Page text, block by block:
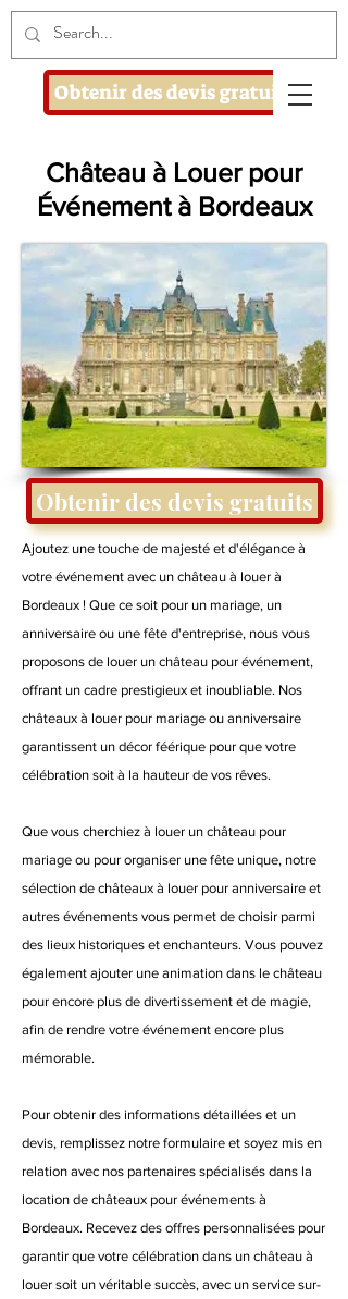
Obtenir des devis gratuits
Château à Louer pour
Événement à Bordeaux
Obtenir des devis gratuits
Ajoutez une touche de majesté et d'élégance à
votre événement avec un château à louer à
Bordeaux ! Que ce soit pour un mariage, un
anniversaire ou une fête d'entreprise, nous vous
proposons de louer un château pour événement,
offrant un cadre prestigieux et inoubliable. Nos
châteaux à louer pour mariage ou anniversaire
garantissent un décor féérique pour que votre
célébration soit à la hauteur de vos rêves.
Que vous cherchiez à louer un château pour
mariage ou pour organiser une fête unique, notre
sélection de châteaux à louer pour anniversaire et
autres événements vous permet de choisir parmi
des lieux historiques et enchanteurs. Vous pouvez
également ajouter une animation dans le château
pour encore plus de divertissement et de magie,
afin de rendre votre événement encore plus
mémorable.
Pour obtenir des informations détaillées et un
devis, remplissez notre formulaire et soyez mis en
relation avec nos partenaires spécialisés dans la
location de châteaux pour événements à
Bordeaux. Recevez des offres personnalisées pour
garantir que votre célébration dans un château à
louer soit un véritable succès, avec un service sur-